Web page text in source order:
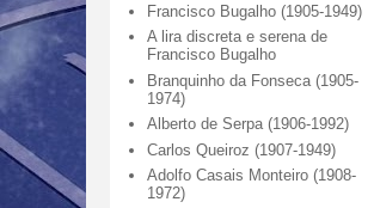
Francisco Bugalho (1905-1949)
A lira discreta e serena de
Francisco Bugalho
Branquinho da Fonseca (1905-
1974)
Alberto de Serpa (1906-1992)
Carlos Queiroz (1907-1949)
Adolfo Casais Monteiro (1908-
1972)